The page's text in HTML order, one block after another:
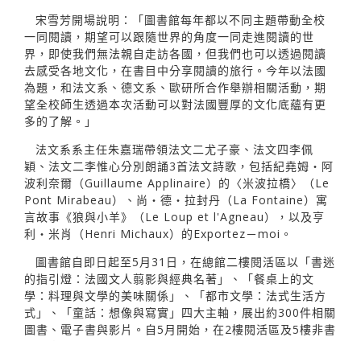
宋雪芳開場說明：「圖書館每年都以不同主題帶動全校
一同閱讀，期望可以跟隨世界的角度一同走進閱讀的世
界，即使我們無法親自走訪各國，但我們也可以透過閱讀
去感受各地文化，在書目中分享閱讀的旅行。今年以法國
為題，和法文系、德文系、歐研所合作舉辦相關活動，期
望全校師生透過本次活動可以對法國豐厚的文化底蘊有更
多的了解。」
法文系系主任朱嘉瑞帶領法文二尤子豪、法文四李佩
穎、法文二李惟心分別朗誦3首法文詩歌，包括紀堯姆‧阿
波利奈爾（Guillaume Applinaire）的〈米波拉橋〉（Le
Pont Mirabeau）、尚‧德‧拉封丹（La Fontaine）寓
言故事《狼與小羊》（Le Loup et l'Agneau），以及亨
利‧米肖（Henri Michaux）的Exportez－moi。
圖書館自即日起至5月31日，在總館二樓閱活區以「書迷
的指引燈：法國文人翦影與經典名著」、「餐桌上的文
學：料理與文學的美味關係」、「都市文學：法式生活方
式」、「童話：想像與寫實」四大主軸，展出約300件相關
圖書、電子書與影片。自5月開始，在2樓閱活區及5樓非書